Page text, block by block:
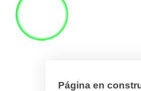
Página en